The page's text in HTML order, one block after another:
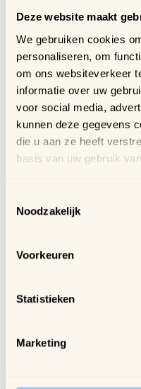
Deze website maakt
We gebruiken cookies
personaliseren, om
om ons websiteverkeer
informatie over uw
voor social media,
kunnen deze gegevens
die u aan ze heeft
basis van uw gebruik
Noodzakelijk
Voorkeuren
Statistieken
Marketing
Houtmarkt 6
Openingsuren winkel:
Online geschillen
Inloggen
Profiel
Bestellingen
Verlanglijstje
Veelgestelde vragen
Nieuwsbrief
ontvang een